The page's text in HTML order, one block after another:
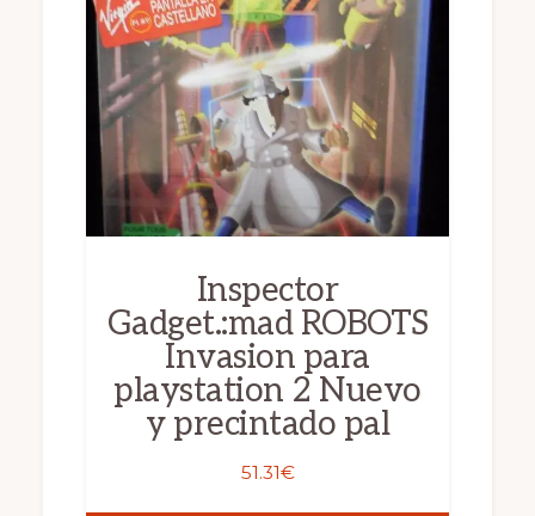
Inspector
Gadget.:mad ROBOTS
Invasion para
playstation 2 Nuevo
y precintado pal
51.31€